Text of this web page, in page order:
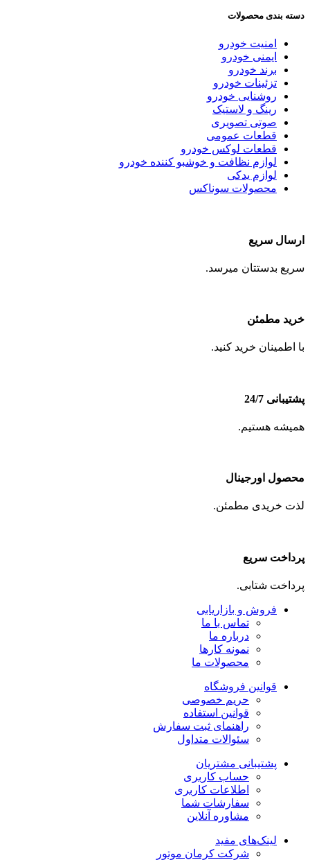
دسته بندی محصولات
امنیت خودرو
ایمنی خودرو
برند خودرو
تزئینات خودرو
روشنایی خودرو
رینگ و لاستیک
صوتی تصویری
قطعات عمومی
قطعات لوکس خودرو
لوازم نظافت و خوشبو کننده خودرو
لوازم یدکی
محصولات سوناکس
ارسال سریع
سریع بدستتان میرسد.
خرید مطمئن
با اطمینان خرید کنید.
پشتیبانی 24/7
همیشه هستیم.
محصول اورجینال
لذت خریدی مطمئن.
پرداخت سریع
پرداخت شتابی.
فروش و بازاریابی
تماس با ما
درباره ما
نمونه کارها
محصولات ما
قوانین فروشگاه
حریم خصوصی
قوانین استفاده
راهنمای ثبت سفارش
سئوالات متداول
پشتیبانی مشتریان
حساب کاربری
اطلاعات کاربری
سفارشات شما
مشاوره آنلاین
لینک‌های مفید
شرکت کرمان موتور